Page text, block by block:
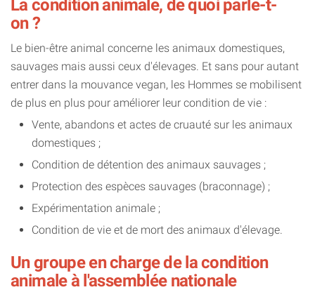
La condition animale, de quoi parle-t-
on ?
Le bien-être animal concerne les animaux domestiques,
sauvages mais aussi ceux d'élevages. Et sans pour autant
entrer dans la mouvance vegan, les Hommes se mobilisent
de plus en plus pour améliorer leur condition de vie :
Vente, abandons et actes de cruauté sur les animaux
domestiques ;
Condition de détention des animaux sauvages ;
Protection des espèces sauvages (braconnage) ;
Expérimentation animale ;
Condition de vie et de mort des animaux d'élevage.
Un groupe en charge de la condition
animale à l'assemblée nationale